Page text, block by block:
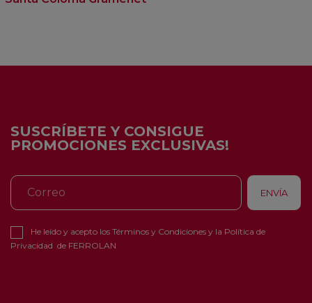
SUSCRÍBETE Y CONSIGUE
PROMOCIONES EXCLUSIVAS!
He leído y acepto los Términos y Condiciones y la Política de
Privacidad de FERROLAN